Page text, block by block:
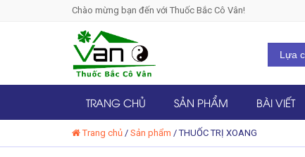
Chào mừng bạn đến với Thuốc Bắc Cô Vân!
TRANG CHỦ SẢN PHẨM BÀI VIẾT
Trang chủ / Sản phẩm /THUỐC TRỊ XOANG